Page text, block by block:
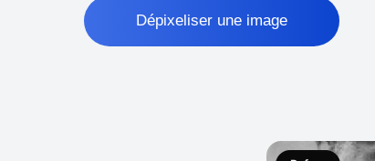
Dépixeliser une image